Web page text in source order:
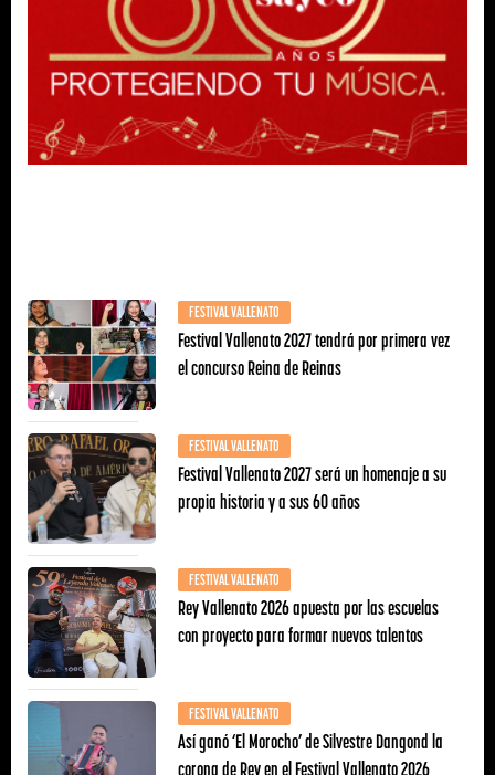
FESTIVAL VALLENATO
Festival Vallenato 2027 tendrá por primera vez
el concurso Reina de Reinas
FESTIVAL VALLENATO
Festival Vallenato 2027 será un homenaje a su
propia historia y a sus 60 años
FESTIVAL VALLENATO
Rey Vallenato 2026 apuesta por las escuelas
con proyecto para formar nuevos talentos
FESTIVAL VALLENATO
Así ganó ‘El Morocho’ de Silvestre Dangond la
corona de Rey en el Festival Vallenato 2026